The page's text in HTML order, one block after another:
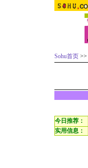
Sohu首页 >>
今日推荐：
实用信息：